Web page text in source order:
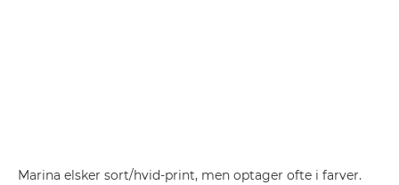
Marina elsker sort/hvid-print, men optager ofte i farver.